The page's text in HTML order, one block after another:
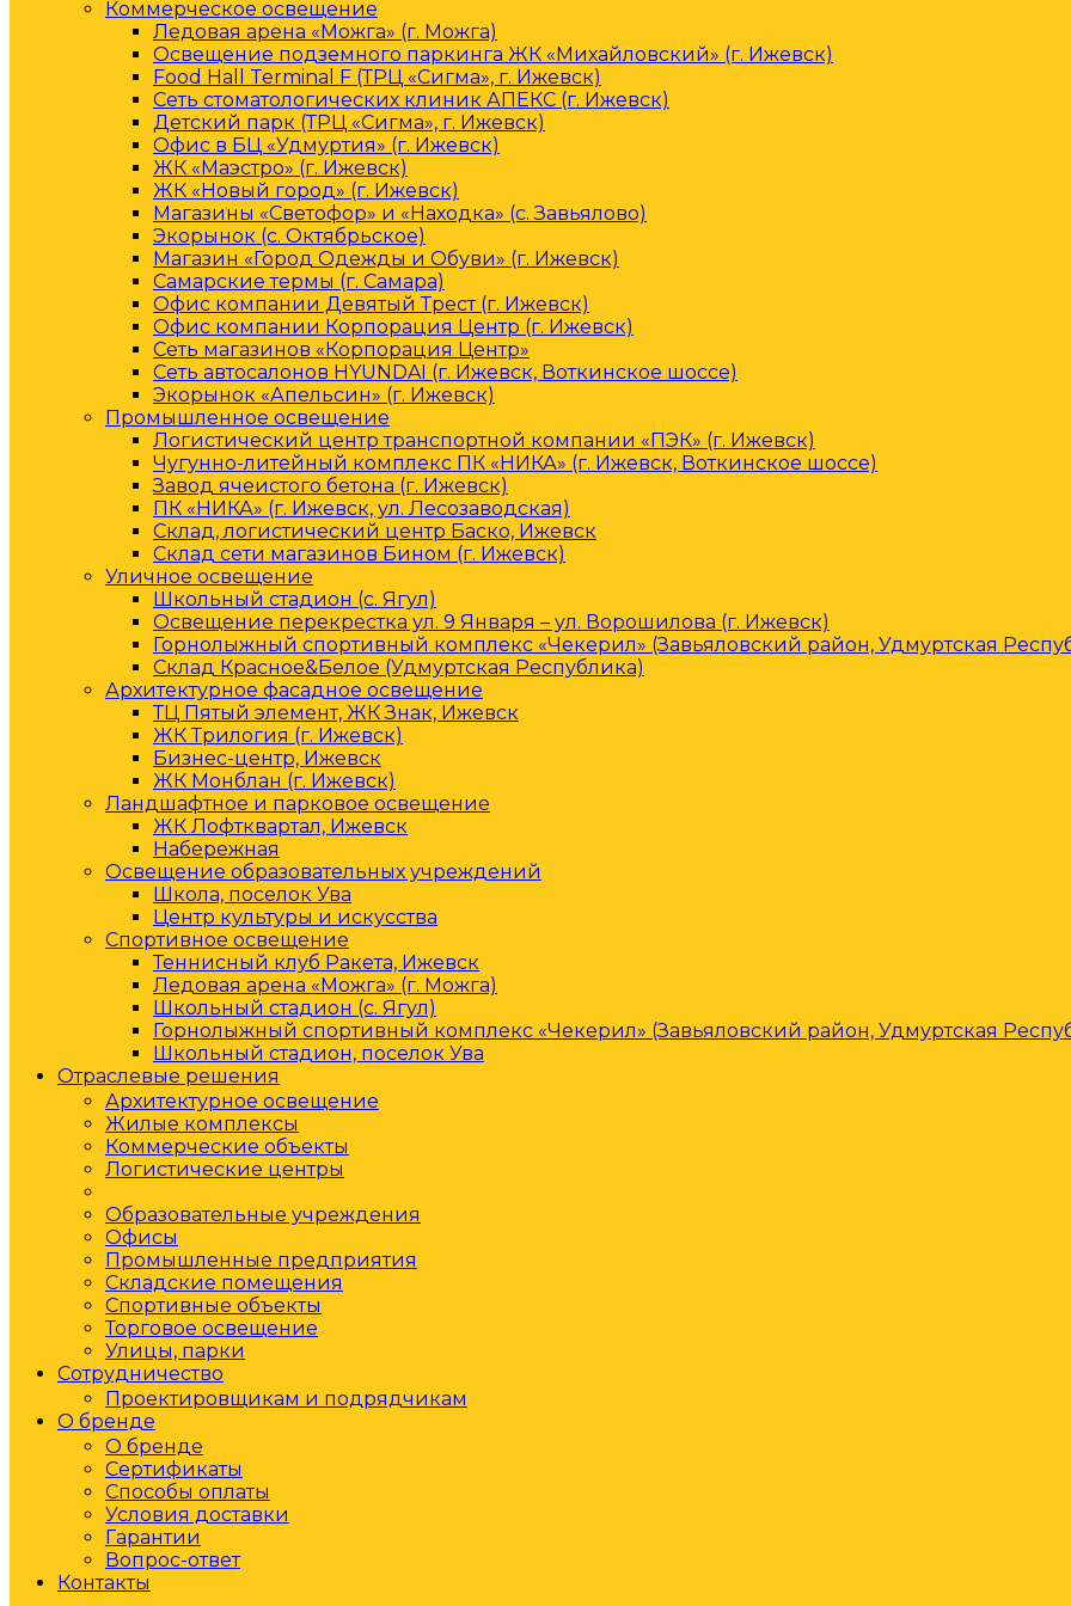
Коммерческое освещение
Ледовая арена «Можга» (г. Можга)
Освещение подземного паркинга ЖК «Михайловский» (г. Ижевск)
Food Hall Terminal F (ТРЦ «Сигма», г. Ижевск)
Сеть стоматологических клиник АПЕКС (г. Ижевск)
Детский парк (ТРЦ «Сигма», г. Ижевск)
Офис в БЦ «Удмуртия» (г. Ижевск)
ЖК «Маэстро» (г. Ижевск)
ЖК «Новый город» (г. Ижевск)
Магазины «Светофор» и «Находка» (с. Завьялово)
Экорынок (с. Октябрьское)
Магазин «Город Одежды и Обуви» (г. Ижевск)
Самарские термы (г. Самара)
Офис компании Девятый Трест (г. Ижевск)
Офис компании Корпорация Центр (г. Ижевск)
Сеть магазинов «Корпорация Центр»
Сеть автосалонов HYUNDAI (г. Ижевск, Воткинское шоссе)
Экорынок «Апельсин» (г. Ижевск)
Промышленное освещение
Логистический центр транспортной компании «ПЭК» (г. Ижевск)
Чугунно-литейный комплекс ПК «НИКА» (г. Ижевск, Воткинское шоссе)
Завод ячеистого бетона (г. Ижевск)
ПК «НИКА» (г. Ижевск, ул. Лесозаводская)
Склад, логистический центр Баско, Ижевск
Склад сети магазинов Бином (г. Ижевск)
Уличное освещение
Школьный стадион (с. Ягул)
Освещение перекрестка ул. 9 Января – ул. Ворошилова (г. Ижевск)
Горнолыжный спортивный комплекс «Чекерил» (Завьяловский район, Удмуртская
Склад Красное&Белое (Удмуртская Республика)
Архитектурное фасадное освещение
ТЦ Пятый элемент, ЖК Знак, Ижевск
ЖК Трилогия (г. Ижевск)
Бизнес-центр, Ижевск
ЖК Монблан (г. Ижевск)
Ландшафтное и парковое освещение
ЖК Лофтквартал, Ижевск
Набережная
Освещение образовательных учреждений
Школа, поселок Ува
Центр культуры и искусства
Спортивное освещение
Теннисный клуб Ракета, Ижевск
Ледовая арена «Можга» (г. Можга)
Школьный стадион (с. Ягул)
Горнолыжный спортивный комплекс «Чекерил» (Завьяловский район, Удмуртская
Школьный стадион, поселок Ува
Отраслевые решения
Архитектурное освещение
Жилые комплексы
Коммерческие объекты
Логистические центры
Образовательные учреждения
Офисы
Промышленные предприятия
Складские помещения
Спортивные объекты
Торговое освещение
Улицы, парки
Сотрудничество
Проектировщикам и подрядчикам
О бренде
О бренде
Сертификаты
Способы оплаты
Условия доставки
Гарантии
Вопрос-ответ
Контакты